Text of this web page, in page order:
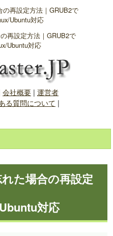
再設定方法｜GRUB2で
Ubuntu対応
再設定方法｜GRUB2で
Ubuntu対応
会社概要| 運営者
る質問について |
た場合の再設定
対応